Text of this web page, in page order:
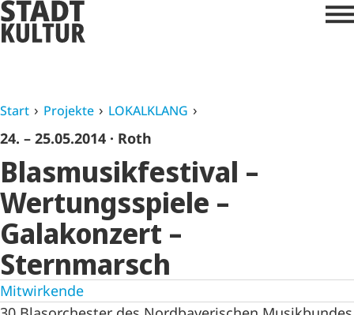
Start Projekte LOKALKLANG
24. – 25.05.2014 · Roth
Blasmusikfestival –
Wertungsspiele –
Galakonzert –
Sternmarsch
Mitwirkende